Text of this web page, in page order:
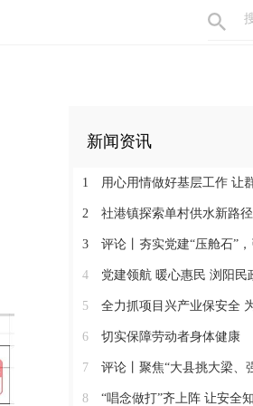
新闻资讯
1 用心用情做好基层工作 让群
2 社港镇探索单村供水新路径，推动农村
3 评论丨夯实党建“压舱石”，引领保
4 党建领航 暖心惠民 浏阳民政以暖心
5 全力抓项目兴产业保安全 为打造中国式现代化
6 切实保障劳动者身体健康
7 评论丨聚焦“大县挑大梁、强县强担当” 保持定
8 “唱念做打”齐上阵 让安全